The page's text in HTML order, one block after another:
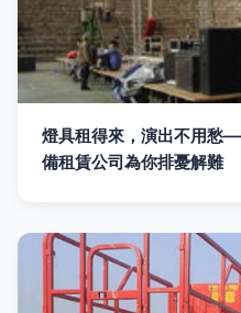
燈具租得來，演出不用愁
備租賃公司為你排憂解難